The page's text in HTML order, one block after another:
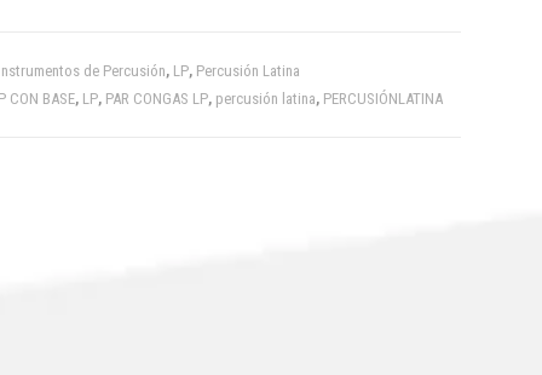
de Percusión, LP, Percusión Latina
CON BASE, LP, PAR CONGAS LP, percusión latina, PERCUSIÓNLATINA